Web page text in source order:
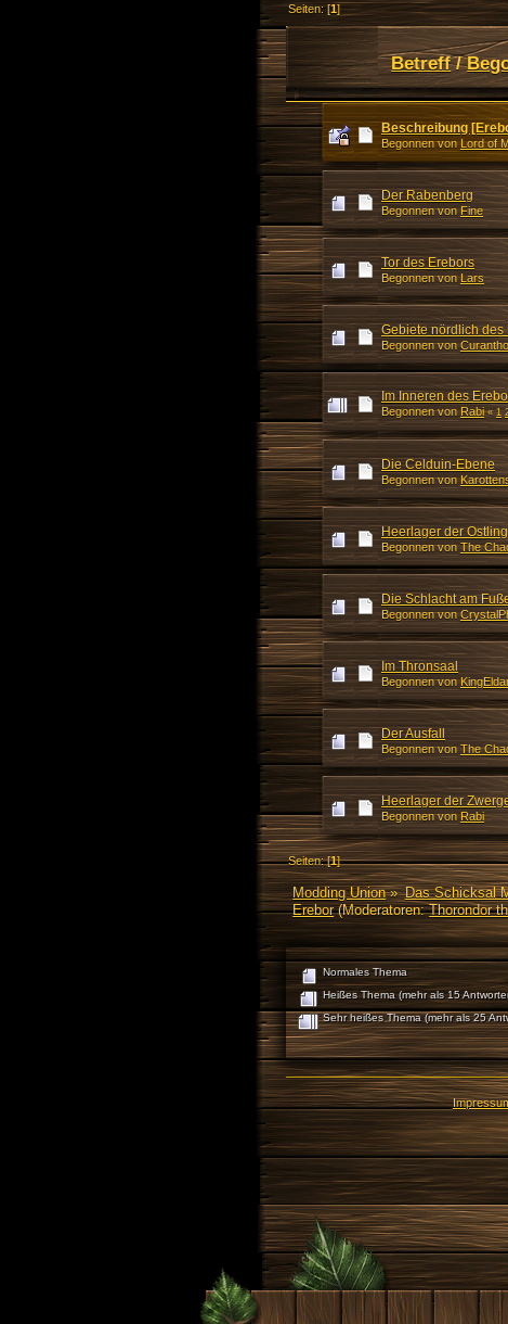
Seiten: [1]
Betreff/
Beschreibung
Begonnen von Lord of
Der Rabenberg
Begonnen von Fine
Tor des Erebors
Begonnen von Lars
Gebiete nördlich des
Begonnen von
Im Inneren des
Begonnen von Rabi «1
Die Celduin-Ebene
Begonnen von
Heerlager der
Begonnen von The
Die Schlacht am
Begonnen von
Im Thronsaal
Begonnen von
Der Ausfall
Begonnen von The
Heerlager der
Begonnen von Rabi
Seiten: [1]
Modding Union» Das Schicksal
Erebor(Moderatoren:Thorondor
Normales Thema
Heißes Thema (mehr als 15
Sehr heißes Thema (mehr als 25